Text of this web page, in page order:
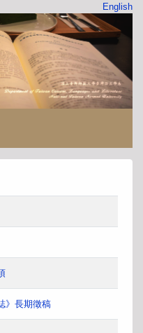
English
》長期徵稿